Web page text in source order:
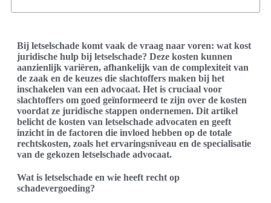
Bij letselschade komt vaak de vraag naar voren: wat kost
juridische hulp bij letselschade? Deze kosten kunnen
aanzienlijk variëren, afhankelijk van de complexiteit van
de zaak en de keuzes die slachtoffers maken bij het
inschakelen van een advocaat. Het is cruciaal voor
slachtoffers om goed geïnformeerd te zijn over de kosten
voordat ze juridische stappen ondernemen. Dit artikel
belicht de kosten van letselschade advocaten en geeft
inzicht in de factoren die invloed hebben op de totale
rechtskosten, zoals het ervaringsniveau en de specialisatie
van de gekozen letselschade advocaat.
Wat is letselschade en wie heeft recht op
schadevergoeding?